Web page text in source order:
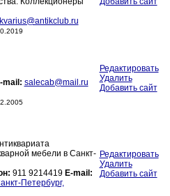
mail: salecab@mail.ru
Редактировать
Удалить
Добавить сайт
мебели в Санкт-
911 9214419 E-mail:
Петербург,
Редактировать
Удалить
Добавить сайт